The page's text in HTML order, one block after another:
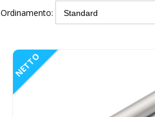
Ordinamento:
NETTO